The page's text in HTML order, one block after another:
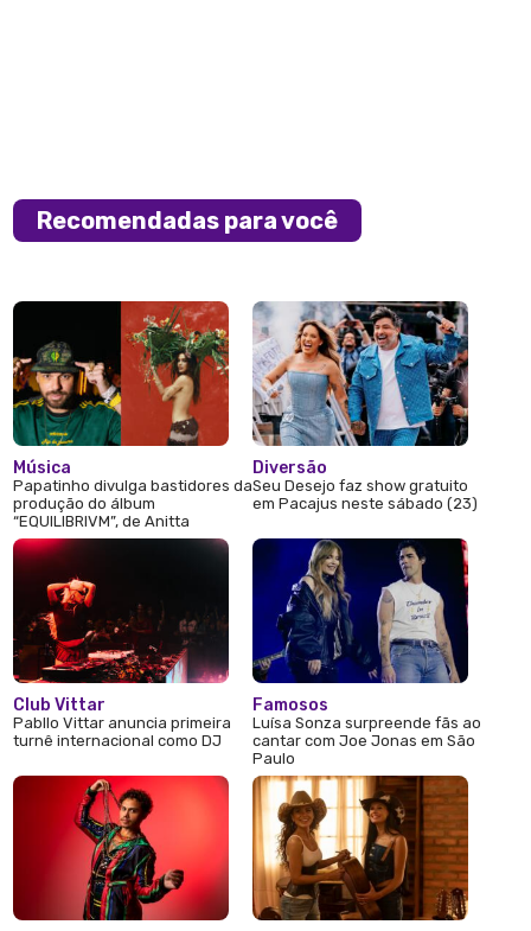
Recomendadas para você
Música
Papatinho divulga bastidores da
produção do álbum
“EQUILIBRIVM”, de Anitta
Club Vittar
Pabllo Vittar anuncia primeira
turnê internacional como DJ
Diversão
Seu Desejo faz show gratuito
em Pacajus neste sábado (23)
Famosos
Luísa Sonza surpreende fãs ao
cantar com Joe Jonas em São
Paulo